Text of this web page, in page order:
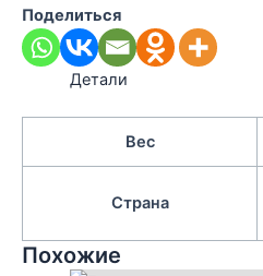
Поделиться
Детали
Вес
Страна
Похожие